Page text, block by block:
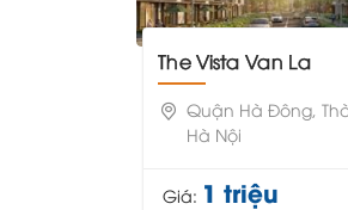
The Vista Van La
Quận Hà Đông,
Hà Nội
Giá: 1 triệu